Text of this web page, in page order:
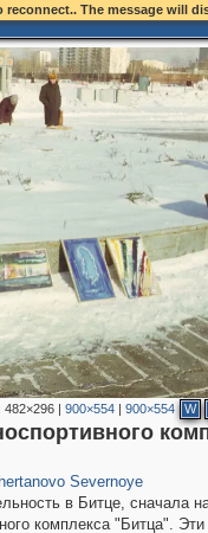
The message will
482×296 |900×554 |900×554 W
Severnoye
в Битце, сначала
комплекса "Битца".